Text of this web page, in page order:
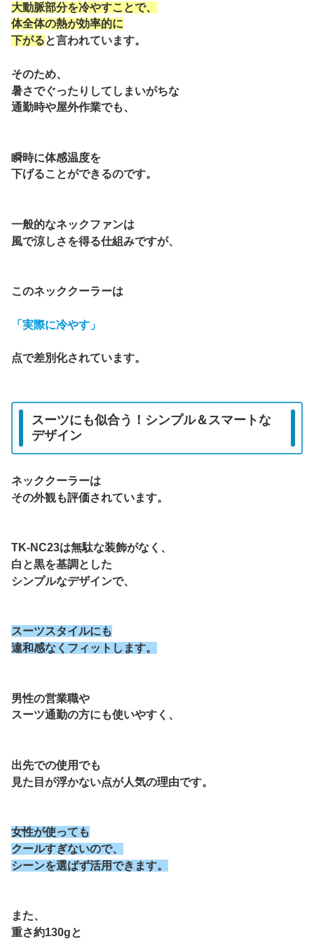
大動脈部分を冷やすことで、
体全体の熱が効率的に
下がると言われています。
そのため、
暑さでぐったりしてしまいがちな
通勤時や屋外作業でも、
瞬時に体感温度を
下げることができるのです。
一般的なネックファンは
風で涼しさを得る仕組みですが、
このネッククーラーは
「実際に冷やす」
点で差別化されています。
スーツにも似合う！シンプル＆スマートな
デザイン
ネッククーラーは
その外観も評価されています。
TK-NC23は無駄な装飾がなく、
白と黒を基調とした
シンプルなデザインで、
スーツスタイルにも
違和感なくフィットします。
男性の営業職や
スーツ通勤の方にも使いやすく、
出先での使用でも
見た目が浮かない点が人気の理由です。
女性が使っても
クールすぎないので、
シーンを選ばず活用できます。
また、
重さ約130gと